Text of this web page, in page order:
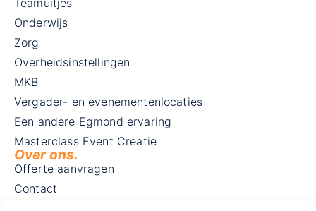
Onderwijs
Zorg
Overheidsinstellingen
MKB
Vergader- en evenementenlocaties
Een andere Egmond ervaring
Masterclass Event Creatie
Over ons.
Offerte aanvragen
Contact